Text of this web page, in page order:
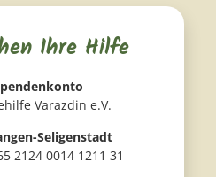
Ihre Hilfe
Varazdin e.V.
Seligenstadt
2124 0014 1211 31